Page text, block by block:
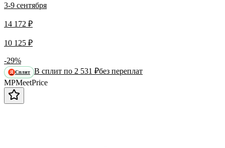
3-9 сентября
14 172 ₽
10 125 ₽
-29%
Я Сплит В сплит по 2 531 ₽без переплат
MPMeetPrice